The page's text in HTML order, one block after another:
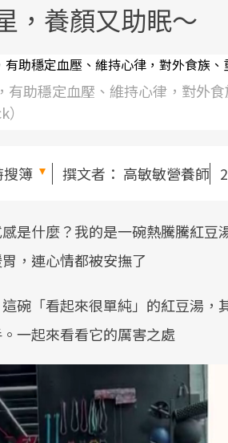
，養顏又助眠～
有助穩定血壓、維持心律，對外
搜簿 撰文者： 高敏敏營養師
是什麼？我的是一碗熱騰騰紅
，連心情都被安撫了
碗「看起來很單純」的紅豆湯
一起來看看它的厲害之處